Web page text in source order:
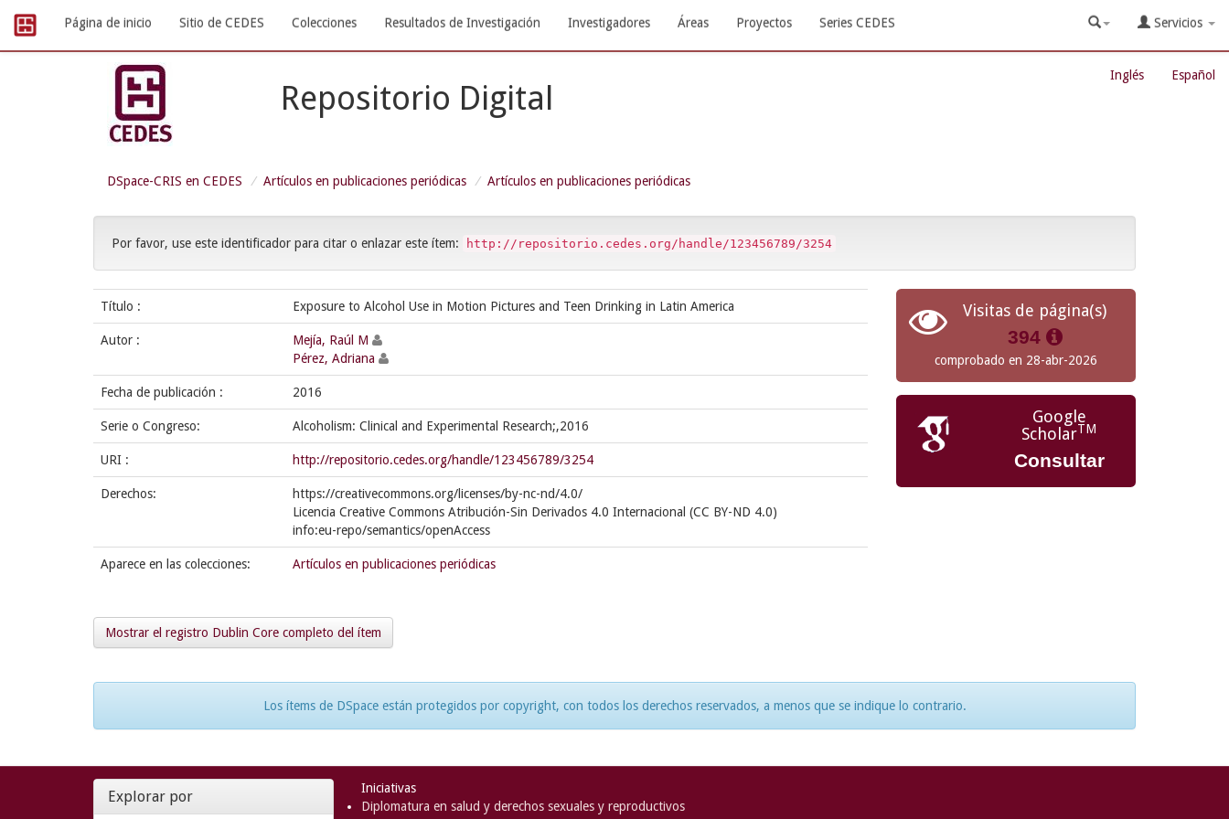
navigation
Página de inicio Sitio de CEDES Colecciones Resultados de Investigación Investigadores Áreas Proyectos Series CEDES Servicios
Inglés Español
Repositorio Digital
DSpace-CRIS en CEDES Artículos en publicaciones periódicas Artículos en publicaciones periódicas
Por favor, use este identificador para citar o enlazar este ítem: http://repositorio.cedes.org/handle/123456789/3254
Título : Exposure to Alcohol Use in Motion Pictures and Teen Drinking in Latin America
Autor :
Mejía, Raúl M
Pérez, Adriana
Fecha de publicación : 2016
Serie o Congreso: Alcoholism: Clinical and Experimental Research;,2016
URI : http://repositorio.cedes.org/handle/123456789/3254
Derechos:
https://creativecommons.org/licenses/by-nc-nd/4.0/
Licencia Creative Commons Atribución-Sin Derivados 4.0 Internacional (CC BY-ND 4.0)
info:eu-repo/semantics/openAccess
Aparece en las colecciones: Artículos en publicaciones periódicas
Mostrar el registro Dublin Core completo del ítem
Visitas de página(s)
394
comprobado en 28-abr-2026
Google
ScholarTM
Consultar
Los ítems de DSpace están protegidos por copyright, con todos los derechos reservados, a menos que se indique lo contrario.
Explorar por
Iniciativas
Diplomatura en salud y derechos sexuales y reproductivos